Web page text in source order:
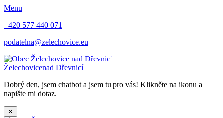
Menu
+420 577 440 071
podatelna@zelechovice.eu
Želechovicenad Dřevnicí
Dobrý den, jsem chatbot a jsem tu pro vás! Klikněte na ikonu a
napište mi dotaz.
✕